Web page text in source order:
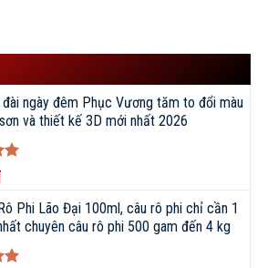
lựa chọn, mua sắm, báo giá các
phẩm
PHỐI DỤNG CỤ ĐI
HÃNG • ĐỒ CÂU
BIGFISHING
đài ngày đêm Phục Vương tăm to đổi màu
và thiết kế 3D mới nhất 2026
Phi Lão Đại 100ml, câu rô phi chỉ cần 1
chuyên câu rô phi 500 gam đến 4 kg